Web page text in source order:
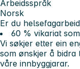
Arbeidsspråk
Norsk
Er du
60 % vikariat
Vi søkjer etter ein
som ønskjer å
våre innbyggjarar.